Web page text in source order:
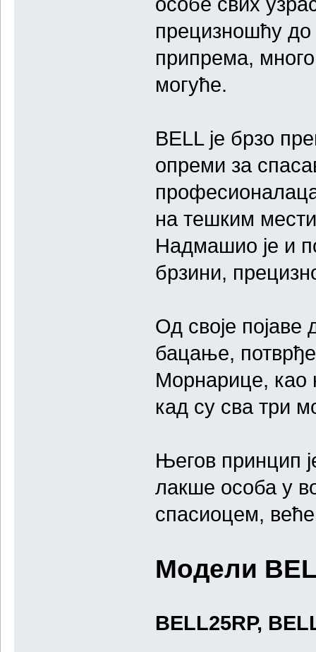
прецизношћу
припрема,
могуће.
BELL је брзо
опреми за
на тешким
Надмашио је и
брзини,
Од своје појаве
бацање,
Морнарице, као
кад су сва три
Његов принцип
лакше особа у
спасиоцем,
Модели
BELL25RP,